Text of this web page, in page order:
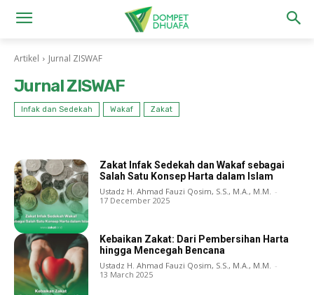
Artikel Jurnal ZISWAF
Jurnal ZISWAF
Infak dan Sedekah Wakaf Zakat
Zakat Infak Sedekah dan Wakaf sebagai
Salah Satu Konsep Harta dalam Islam
Ustadz H. Ahmad Fauzi Qosim, S.S., M.A., M.M. -
17 December 2025
Kebaikan Zakat: Dari Pembersihan Harta
hingga Mencegah Bencana
Ustadz H. Ahmad Fauzi Qosim, S.S., M.A., M.M. -
13 March 2025